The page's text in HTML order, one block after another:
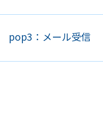
pop3：メール受信